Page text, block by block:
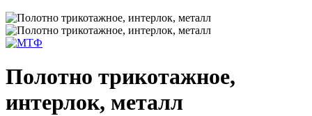
Полотно трикотажное,
интерлок, металл